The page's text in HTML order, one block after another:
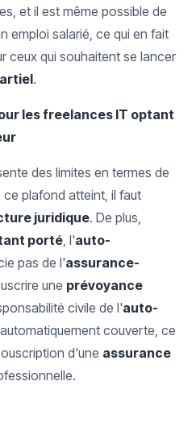
et il est même possible de
emploi salarié, ce qui en fait
ceux qui souhaitent se lancer
.
les freelances IT optant
des limites en termes de
plafond atteint, il faut
juridique. De plus,
porté, l'auto-
pas de l'assurance-
une prévoyance
civile de l'auto-
couverte, ce
d'une assurance